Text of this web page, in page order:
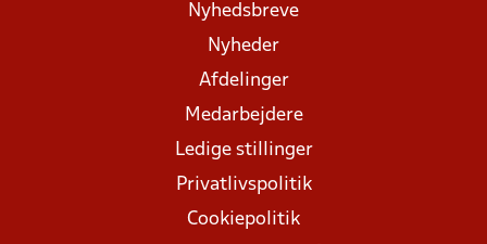
Nyhedsbreve
Nyheder
Afdelinger
Medarbejdere
Ledige stillinger
Privatlivspolitik
Cookiepolitik